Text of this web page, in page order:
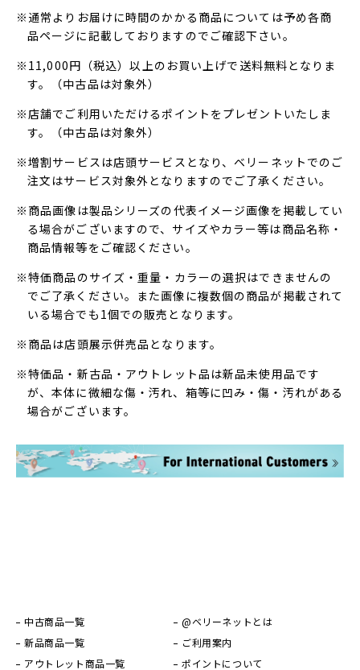
※通常よりお届けに時間のかかる商品については予め各商
品ページに記載しておりますのでご確認下さい。
※11,000円（税込）以上のお買い上げで送料無料となりま
す。（中古品は対象外）
※店舗でご利用いただけるポイントをプレゼントいたしま
す。（中古品は対象外）
※増割サービスは店頭サービスとなり、ベリーネットでのご
注文はサービス対象外となりますのでご了承ください。
※商品画像は製品シリーズの代表イメージ画像を掲載してい
る場合がございますので、サイズやカラー等は商品名称・
商品情報等をご確認ください。
※特価商品のサイズ・重量・カラーの選択はできませんの
でご了承ください。また画像に複数個の商品が掲載されて
いる場合でも1個での販売となります。
※商品は店頭展示併売品となります。
※特価品・新古品・アウトレット品は新品未使用品です
が、本体に微細な傷・汚れ、箱等に凹み・傷・汚れがある
場合がございます。
中古商品一覧
新品商品一覧
アウトレット商品一覧
@ベリーネットとは
ご利用案内
ポイントについて